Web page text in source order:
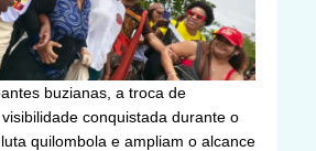
buzianas, a troca de
conquistada durante o
quilombola e ampliam o alcance